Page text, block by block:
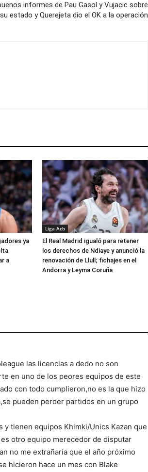
informes de Pau Gasol y Vujacic sobre
su estado y Querejeta dio el OK a la operación
ya
a
Liga Acb
El Real Madrid igualó para retener
los derechos de Ndiaye y anunció la
renovación de Llull; fichajes en el
Andorra y Leyma Coruña
las licencias a dedo no son
en uno de los peores equipos de este
con todo cumplieron,no es la que hizo
pueden perder partidos en un grupo
y tienen equipos Khimki/Unics Kazan que
otro equipo merecedor de disputar
no me extrañaría que el año próximo
hicieron hace un mes con Blake